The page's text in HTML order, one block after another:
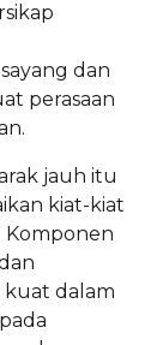
dan
perasaan
jauh itu
kiat-kiat
Komponen
dalam